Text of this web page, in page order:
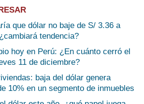
que dólar no baje de S/ 3.36 a
tendencia?
hoy en Perú: ¿En cuánto cerró el
11 de diciembre?
baja del dólar genera
10% en un segmento de inmuebles